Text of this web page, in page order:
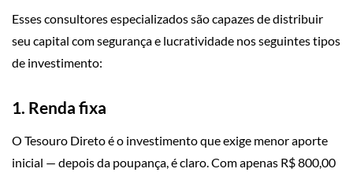
Esses consultores especializados são capazes de distribuir
seu capital com segurança e lucratividade nos seguintes tipos
de investimento:
1. Renda fixa
O Tesouro Direto é o investimento que exige menor aporte
inicial — depois da poupança, é claro. Com apenas R$ 800,00